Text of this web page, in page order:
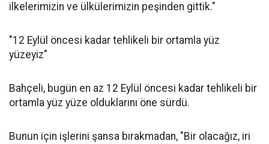
ilkelerimizin ve ülkülerimizin peşinden gittik."
"12 Eylül öncesi kadar tehlikeli bir ortamla yüz
yüzeyiz"
Bahçeli, bugün en az 12 Eylül öncesi kadar tehlikeli bir
ortamla yüz yüze olduklarını öne sürdü.
Bunun için işlerini şansa bırakmadan, "Bir olacağız, iri